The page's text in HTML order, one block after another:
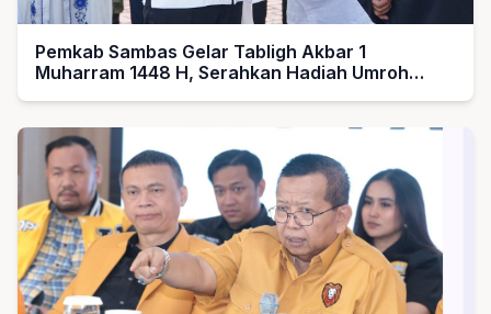
Pemkab Sambas Gelar Tabligh Akbar 1
Muharram 1448 H, Serahkan Hadiah Umroh